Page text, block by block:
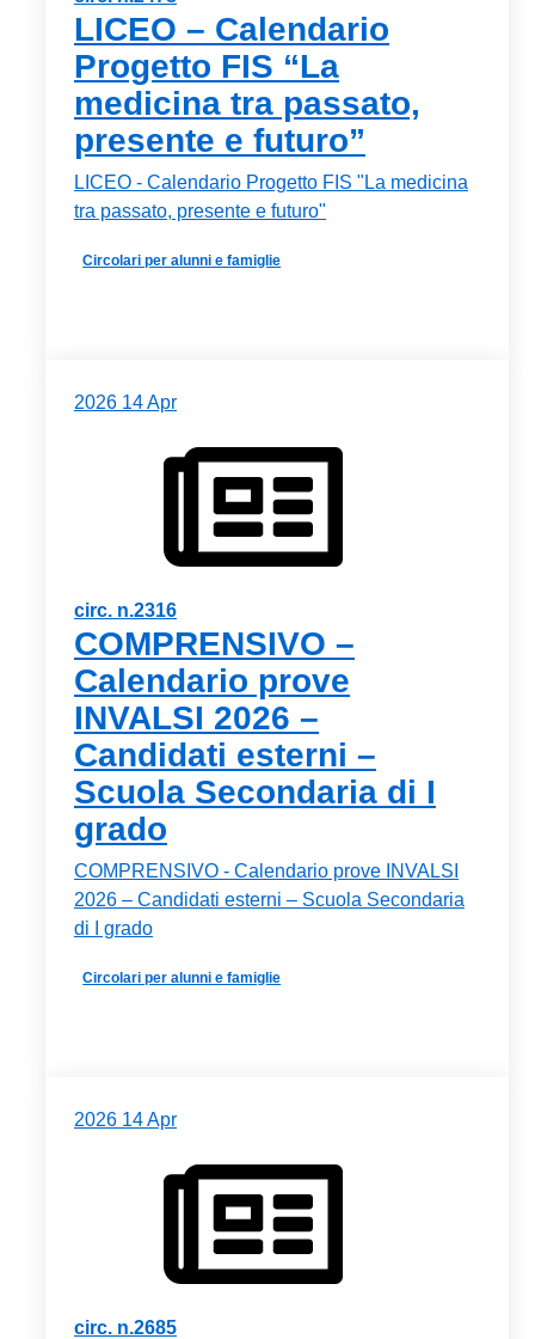
LICEO – Calendario
Progetto FIS “La
medicina tra passato,
presente e futuro”
LICEO - Calendario Progetto FIS "La medicina
tra passato, presente e futuro"
Circolari per alunni e famiglie
2026 14Apr
circ. n.2316
COMPRENSIVO –
Calendario prove
INVALSI 2026 –
Candidati esterni –
Scuola Secondaria di I
grado
COMPRENSIVO - Calendario prove INVALSI
2026 – Candidati esterni – Scuola Secondaria
di I grado
Circolari per alunni e famiglie
2026 14Apr
circ. n.2685